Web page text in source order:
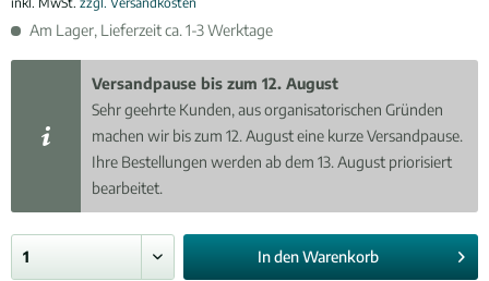
Am Lager, Lieferzeit ca. 1-3 Werktage
Versandpause bis zum 12. August
Sehr geehrte Kunden, aus organisatorischen Gründen
machen wir bis zum 12. August eine kurze Versandpause.
Ihre Bestellungen werden ab dem 13. August priorisiert
bearbeitet.
In denWarenkorb